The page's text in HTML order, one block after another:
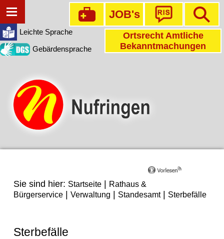
Leichte Sprache
Gebärdensprache
JOB's
Ortsrecht Amtliche
Bekanntmachungen
Sie sind hier: Startseite|
Rathaus &
Bürgerservice| Verwaltung Standesamt| Sterbefälle
Sterbefälle